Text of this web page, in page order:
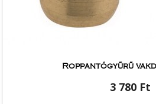
Roppantógyűrű
3 780 Ft